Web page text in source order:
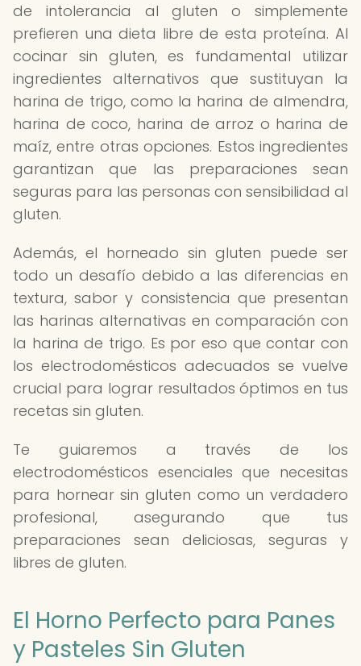
de intolerancia al gluten o simplemente
prefieren una dieta libre de esta proteína. Al
cocinar sin gluten, es fundamental utilizar
ingredientes alternativos que sustituyan la
harina de trigo, como la harina de almendra,
harina de coco, harina de arroz o harina de
maíz, entre otras opciones. Estos ingredientes
garantizan que las preparaciones sean
seguras para las personas con sensibilidad al
gluten.
Además, el horneado sin gluten puede ser
todo un desafío debido a las diferencias en
textura, sabor y consistencia que presentan
las harinas alternativas en comparación con
la harina de trigo. Es por eso que contar con
los electrodomésticos adecuados se vuelve
crucial para lograr resultados óptimos en tus
recetas sin gluten.
Te guiaremos a través de los
electrodomésticos esenciales que necesitas
para hornear sin gluten como un verdadero
profesional, asegurando que tus
preparaciones sean deliciosas, seguras y
libres de gluten.
El Horno Perfecto para Panes
y Pasteles Sin Gluten